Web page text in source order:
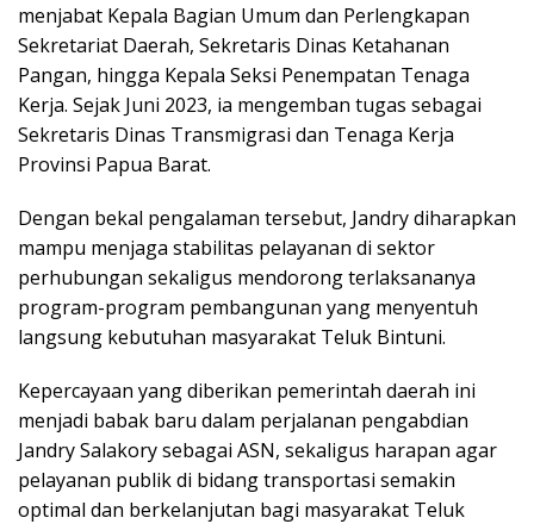
menjabat Kepala Bagian Umum dan Perlengkapan
Sekretariat Daerah, Sekretaris Dinas Ketahanan
Pangan, hingga Kepala Seksi Penempatan Tenaga
Kerja. Sejak Juni 2023, ia mengemban tugas sebagai
Sekretaris Dinas Transmigrasi dan Tenaga Kerja
Provinsi Papua Barat.
Dengan bekal pengalaman tersebut, Jandry diharapkan
mampu menjaga stabilitas pelayanan di sektor
perhubungan sekaligus mendorong terlaksananya
program-program pembangunan yang menyentuh
langsung kebutuhan masyarakat Teluk Bintuni.
Kepercayaan yang diberikan pemerintah daerah ini
menjadi babak baru dalam perjalanan pengabdian
Jandry Salakory sebagai ASN, sekaligus harapan agar
pelayanan publik di bidang transportasi semakin
optimal dan berkelanjutan bagi masyarakat Teluk